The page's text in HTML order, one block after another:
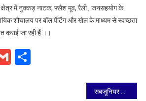
क्षेत्र में नुक्कड़ नाटक, फ्लैश मूव, रैली , जनसहयोग के
शौचालय पर बॉल पेंटिंग और खेल के माध्यम से स्वच्छता
कराई जा रही हैं ।।
GmailShare